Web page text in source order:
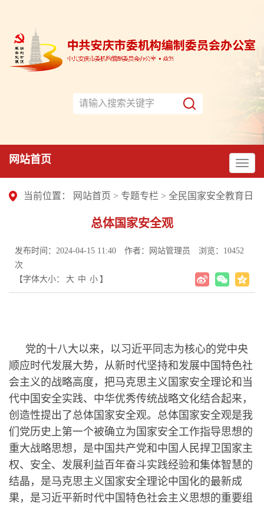
网站首页
当前位置： 网站首页 > 专题专栏 > 全民国家安全教育日
总体国家安全观
发布时间：2024-04-15 11:40 作者：网站管理员 浏览： 10452
次
【字体大小：
大 中 小 】
党的十八大以来，以习近平同志为核心的党中央
顺应时代发展大势，从新时代坚持和发展中国特色社
会主义的战略高度，把马克思主义国家安全理论和当
代中国安全实践、中华优秀传统战略文化结合起来，
创造性提出了总体国家安全观。总体国家安全观是我
们党历史上第一个被确立为国家安全工作指导思想的
重大战略思想，是中国共产党和中国人民捍卫国家主
权、安全、发展利益百年奋斗实践经验和集体智慧的
结晶，是马克思主义国家安全理论中国化的最新成
果，是习近平新时代中国特色社会主义思想的重要组